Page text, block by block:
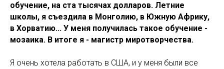
обучение, на ста тысячах долларов. Летние
школы, я съездила в Монголию, в Южную Африку,
в Хорватию... У меня получилась такое обучение -
мозаика. В итоге я - магистр миротворчества.
Я очень хотела работать в США, и у меня были все